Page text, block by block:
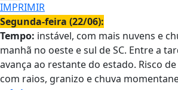
IMPRIMIR
Segunda-feira (22/06):
Tempo: instável, com mais nuvens e
manhã no oeste e sul de SC. Entre a
avança ao restante do estado. Risco
com raios, granizo e chuva